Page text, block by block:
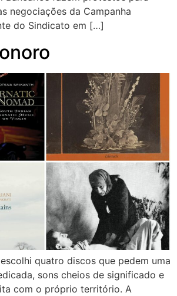
negociações da Campanha
do Sindicato em […]
quatro discos que pedem uma
sons cheios de significado e
com o próprio território. A